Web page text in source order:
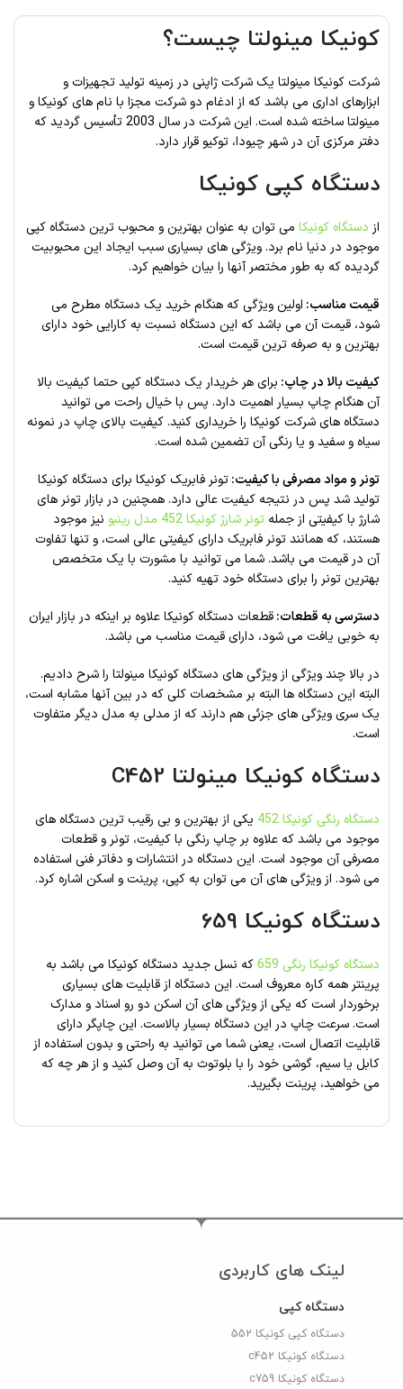
کونیکا مینولتا چیست؟
شرکت کونیکا مینولتا یک شرکت ژاپنی در زمینه تولید تجهیزات و
ابزارهای اداری می باشد که از ادغام دو شرکت مجزا با نام های کونیکا و
مینولتا ساخته شده است. این شرکت در سال 2003 تأسیس گردید که
دفتر مرکزی آن در شهر چیودا، توکیو قرار دارد.
دستگاه کپی کونیکا
از دستگاه کونیکا می توان به عنوان بهترین و محبوب ترین دستگاه کپی
موجود در دنیا نام برد. ویژگی های بسیاری سبب ایجاد این محبوبیت
گردیده که به طور مختصر آنها را بیان خواهیم کرد.
قیمت مناسب: اولین ویژگی که هنگام خرید یک دستگاه مطرح می
شود، قیمت آن می باشد که این دستگاه نسبت به کارایی خود دارای
بهترین و به صرفه ترین قیمت است.
کیفیت بالا در چاپ: برای هر خریدار یک دستگاه کپی حتما کیفیت بالا
آن هنگام چاپ بسیار اهمیت دارد. پس با خیال راحت می توانید
دستگاه های شرکت کونیکا را خریداری کنید. کیفیت بالای چاپ در نمونه
سیاه و سفید و یا رنگی آن تضمین شده است.
تونر و مواد مصرفی با کیفیت:تونر فابریک کونیکا برای دستگاه کونیکا
تولید شد پس در نتیجه کیفیت عالی دارد. همچنین در بازار تونر های
شارژ با کیفیتی از جمله تونر شارژ کونیکا 452 مدل رینبو
نیز موجود
هستند، که همانند تونر فابریک دارای کیفیتی عالی است، و تنها تفاوت
آن در قیمت می باشد. شما می توانید با مشورت با یک متخصص
بهترین تونر را برای دستگاه خود تهیه کنید.
دسترسی به قطعات:قطعات دستگاه کونیکا علاوه بر اینکه در بازار ایران
به خوبی یافت می شود، دارای قیمت مناسب می باشد.
در بالا چند ویژگی از ویژگی های دستگاه کونیکا مینولتا را شرح دادیم.
البته این دستگاه ها البته بر مشخصات کلی که در بین آنها مشابه است،
یک سری ویژگی های جزئی هم دارند که از مدلی به مدل دیگر متفاوت
است.
دستگاه کونیکا مینولتا C452
دستگاه رنگی کونیکا 452
یکی از بهترین و بی رقیب ترین دستگاه های
موجود می باشد که علاوه بر چاپ رنگی با کیفیت، تونر و قطعات
مصرفی آن موجود است. این دستگاه در انتشارات و دفاتر فنی استفاده
می شود. از ویژگی های آن می توان به کپی، پرینت و اسکن اشاره کرد.
دستگاه کونیکا 659
دستگاه کونیکا رنگی 659
که نسل جدید دستگاه کونیکا می باشد به
پرینتر همه کاره معروف است. این دستگاه از قابلیت های بسیاری
برخوردار است که یکی از ویژگی های آن اسکن دو رو اسناد و مدارک
است. سرعت چاپ در این دستگاه بسیار بالاست. این چاپگر دارای
قابلیت اتصال است، یعنی شما می توانید به راحتی و بدون استفاده از
کابل یا سیم، گوشی خود را با بلوتوث به آن وصل کنید و از هر چه که
می خواهید، پرینت بگیرید.
لینک های کاربردی
دستگاه کپی
دستگاه کپی کونیکا 552
دستگاه کونیکا c452
دستگاه کونیکا c759